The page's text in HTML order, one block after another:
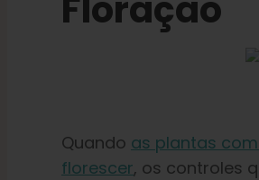
Quando as plantas
florescer, os controles